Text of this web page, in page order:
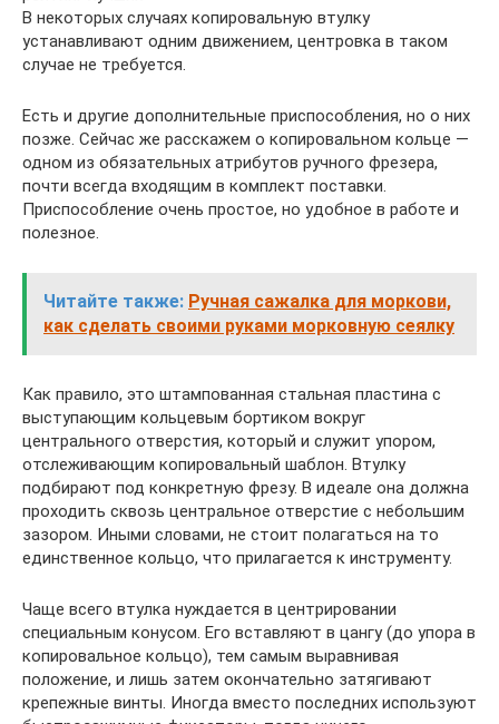
В некоторых случаях копировальную втулку
устанавливают одним движением, центровка в таком
случае не требуется.
Есть и другие дополнительные приспособления, но о них
позже. Сейчас же расскажем о копировальном кольце —
одном из обязательных атрибутов ручного фрезера,
почти всегда входящим в комплект поставки.
Приспособление очень простое, но удобное в работе и
полезное.
Читайте также: Ручная сажалка для моркови,
как сделать своими руками морковную сеялку
Как правило, это штампованная стальная пластина с
выступающим кольцевым бортиком вокруг
центрального отверстия, который и служит упором,
отслеживающим копировальный шаблон. Втулку
подбирают под конкретную фрезу. В идеале она должна
проходить сквозь центральное отверстие с небольшим
зазором. Иными словами, не стоит полагаться на то
единственное кольцо, что прилагается к инструменту.
Чаще всего втулка нуждается в центрировании
специальным конусом. Его вставляют в цангу (до упора в
копировальное кольцо), тем самым выравнивая
положение, и лишь затем окончательно затягивают
крепежные винты. Иногда вместо последних используют